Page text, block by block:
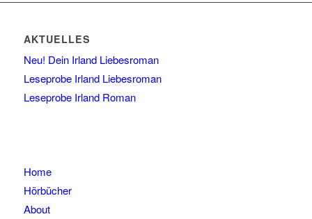
AKTUELLES
Neu! Dein Irland Liebesroman
Leseprobe Irland Liebesroman
Leseprobe Irland Roman
Home
Hörbücher
About